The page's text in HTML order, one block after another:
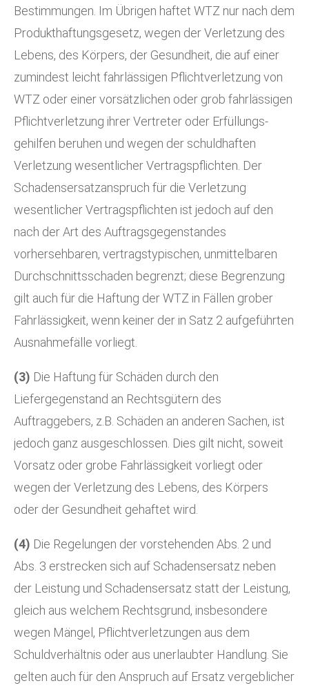
Bestimmungen. Im Übrigen haftet WTZ nur nach dem
Produkthaftungsgesetz, wegen der Verletzung des
Lebens, des Körpers, der Gesundheit, die auf einer
zumindest leicht fahrlässigen Pflichtverletzung von
WTZ oder einer vorsätzlichen oder grob fahrlässigen
Pflichtverletzung ihrer Vertreter oder Erfüllungs-
gehilfen beruhen und wegen der schuldhaften
Verletzung wesentlicher Vertragspflichten. Der
Schadensersatzanspruch für die Verletzung
wesentlicher Vertragspflichten ist jedoch auf den
nach der Art des Auftragsgegenstandes
vorhersehbaren, vertragstypischen, unmittelbaren
Durchschnittsschaden begrenzt; diese Begrenzung
gilt auch für die Haftung der WTZ in Fällen grober
Fahrlässigkeit, wenn keiner der in Satz 2 aufgeführten
Ausnahmefälle vorliegt.
(3) Die Haftung für Schäden durch den
Liefergegenstand an Rechtsgütern des
Auftraggebers, z.B. Schäden an anderen Sachen, ist
jedoch ganz ausgeschlossen. Dies gilt nicht, soweit
Vorsatz oder grobe Fahrlässigkeit vorliegt oder
wegen der Verletzung des Lebens, des Körpers
oder der Gesundheit gehaftet wird.
(4) Die Regelungen der vorstehenden Abs. 2 und
Abs. 3 erstrecken sich auf Schadensersatz neben
der Leistung und Schadensersatz statt der Leistung,
gleich aus welchem Rechtsgrund, insbesondere
wegen Mängel, Pflichtverletzungen aus dem
Schuldverhältnis oder aus unerlaubter Handlung. Sie
gelten auch für den Anspruch auf Ersatz vergeblicher